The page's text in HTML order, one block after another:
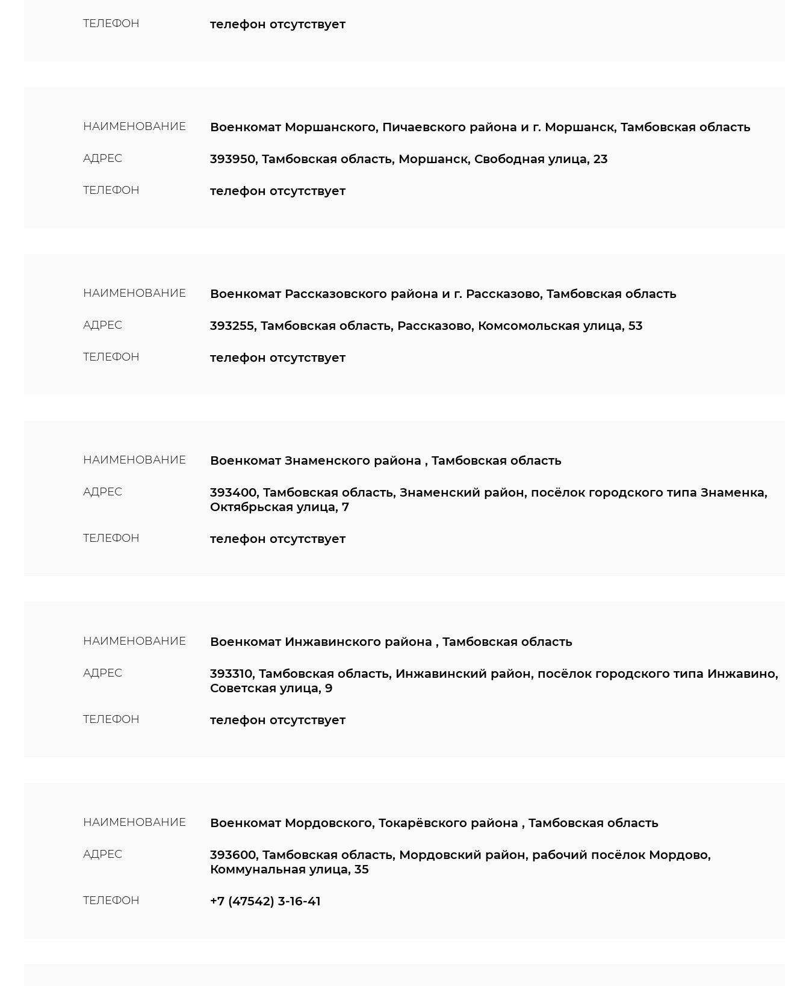
ТЕЛЕФОН телефон отсутствует
НАИМЕНОВАНИЕ Военкомат Моршанского, Пичаевского района и г. Моршанск, Тамбовская область
АДРЕС 393950, Тамбовская область, Моршанск, Свободная улица, 23
ТЕЛЕФОН телефон отсутствует
НАИМЕНОВАНИЕ Военкомат Рассказовского района и г. Рассказово, Тамбовская область
АДРЕС 393255, Тамбовская область, Рассказово, Комсомольская улица, 53
ТЕЛЕФОН телефон отсутствует
НАИМЕНОВАНИЕ Военкомат Знаменского района , Тамбовская область
АДРЕС
393400, Тамбовская область, Знаменский район, посёлок городского типа Знаменка,
Октябрьская улица, 7
ТЕЛЕФОН телефон отсутствует
НАИМЕНОВАНИЕ Военкомат Инжавинского района , Тамбовская область
АДРЕС
393310, Тамбовская область, Инжавинский район, посёлок городского типа Инжавино,
Советская улица, 9
ТЕЛЕФОН телефон отсутствует
НАИМЕНОВАНИЕ Военкомат Мордовского, Токарёвского района , Тамбовская область
АДРЕС
393600, Тамбовская область, Мордовский район, рабочий посёлок Мордово,
Коммунальная улица, 35
ТЕЛЕФОН +7 (47542) 3-16-41